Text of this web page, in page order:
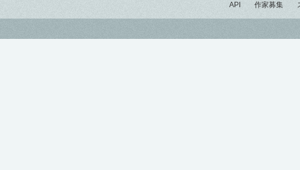
API
作家募集